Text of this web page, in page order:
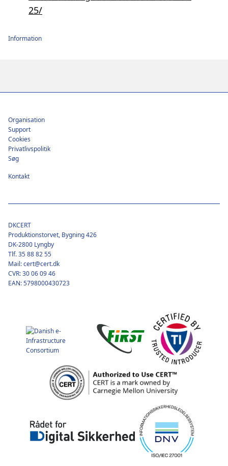
25/
Information
Footer
Organisation
Support
Cookies
Privatlivspolitik
Søg
Kontakt
DKCERT
Produktionstorvet, Bygning 426
DK-2800 Lyngby
Tlf. 35 88 82 55
Mail: cert@cert.dk
CVR: 30 06 09 46
EAN: 5798000430723